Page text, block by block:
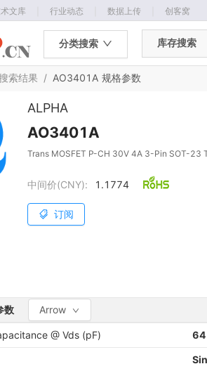
文库 行业动态 数据上传 创客窝
分类搜索 库存搜索
索结果 / AO3401A 规格参数
ALPHA
AO3401A
Trans MOSFET P-CH 30V 4A 3-Pin SOT-23
中间价(CNY): 1.1774
订阅
数 Arrow
@ Vds (pF)